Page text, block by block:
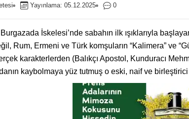
Yayınlama: 05.12.2025 0
İskelesi’nde sabahın ilk ışıklarıyla
Rum, Ermeni ve Türk komşuların “Kalimera” ve
karakterlerden (Balıkçı Apostol, Kunduracı
kaybolmaya yüz tutmuş o eski, naif ve